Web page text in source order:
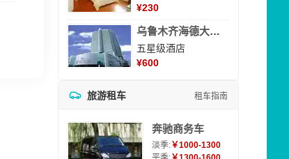
¥230
乌鲁木齐海德大酒店
五星级酒店
¥600
旅游租车 租车指南
奔驰商务车
淡季:￥1000-1300